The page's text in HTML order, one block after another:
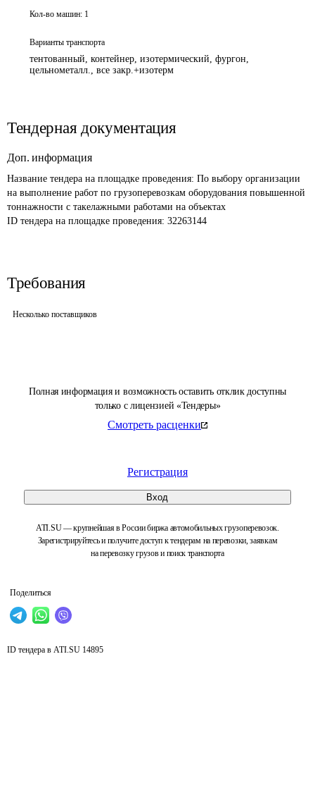
Полная информация и возможность оставить отклик доступны
только с лицензией «Тендеры»
Смотреть расценки
Регистрация
Вход
ATI.SU — крупнейшая в России биржа автомобильных грузоперевозок.
Зарегистрируйтесь и получите доступ к тендерам на перевозки, заявкам
на перевозку грузов и поиск транспорта
Поделиться
Кол-во машин: 1
Варианты транспорта
тентованный, контейнер, изотермический, фургон,
цельнометалл., все закр.+изотерм
Тендерная документация
Доп. информация
Название тендера на площадке проведения: По выбору организации
на выполнение работ по грузоперевозкам оборудования повышенной
тоннажности с такелажными работами на объектах
ID тендера на площадке проведения: 32263144
Требования
Несколько поставщиков
ID тендера в ATI.SU 14895